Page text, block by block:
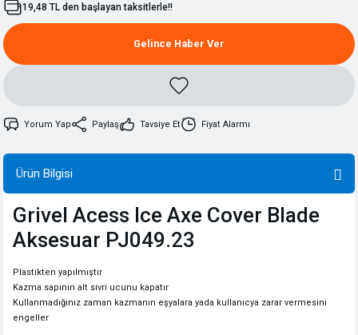
19,48 TL den başlayan taksitlerle!!
Gelince Haber Ver
Yorum Yap Paylaş Tavsiye Et Fiyat Alarmı
Ürün Bilgisi
Grivel Acess Ice Axe Cover Blade
Aksesuar PJ049.23
Plastikten yapılmıştır
Kazma sapının alt sivri ucunu kapatır
Kullanmadığınız zaman kazmanın eşyalara yada kullanıcya zarar vermesini
engeller